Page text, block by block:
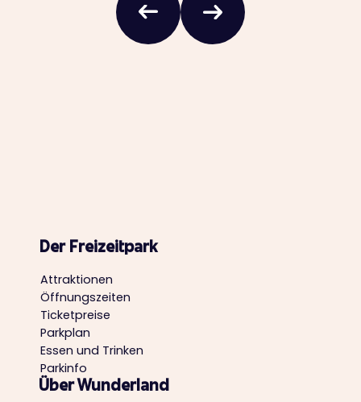
Der Freizeitpark
Attraktionen
Öffnungszeiten
Ticketpreise
Parkplan
Essen und Trinken
Parkinfo
Über Wunderland